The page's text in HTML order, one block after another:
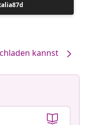
kannst